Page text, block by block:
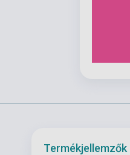
Termékjellemzők